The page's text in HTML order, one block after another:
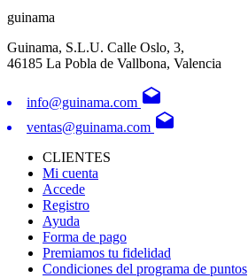
guinama
Guinama, S.L.U. Calle Oslo, 3,
46185 La Pobla de Vallbona, Valencia
info@guinama.com drafts
ventas@guinama.com drafts
CLIENTES
Mi cuenta
Accede
Registro
Ayuda
Forma de pago
Premiamos tu fidelidad
Condiciones del programa de puntos